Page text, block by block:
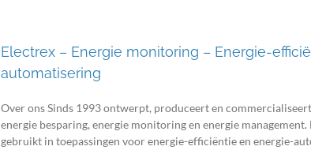
Electrex – Energie monitoring – Energie-
automatisering
Over ons Sinds 1993 ontwerpt, produceert en
energie besparing, energie monitoring en energie
gebruikt in toepassingen voor energie-efficiëntie en energie-